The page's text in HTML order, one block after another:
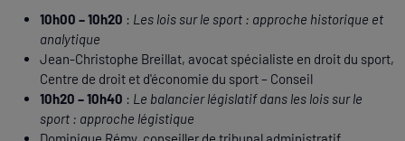
10h00 – 10h20 : Les lois sur le sport : approche historique et
analytique
Jean-Christophe Breillat, avocat spécialiste en droit du sport,
Centre de droit et d'économie du sport – Conseil
10h20 – 10h40 : Le balancier législatif dans les lois sur le
sport : approche légistique